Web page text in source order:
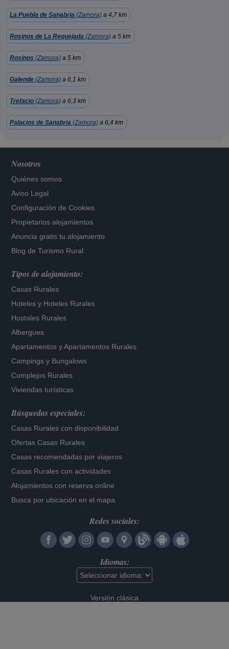
La Puebla de Sanabria (Zamora) a 4,7 km
Rosinos de La Requejada (Zamora) a 5 km
Rosinos (Zamora) a 5 km
Galende (Zamora) a 6,1 km
Trefacio (Zamora) a 6,3 km
Palacios de Sanabria (Zamora) a 6,4 km
Nosotros
Quiénes somos
Aviso Legal
Configuración de Cookies
Propietarios alojamientos
Anuncia gratis tu alojamiento
Blog de Turismo Rural
Tipos de alojamiento:
Casas Rurales
Hoteles y Hoteles Rurales
Hostales Rurales
Albergues
Apartamentos yApartamentos Rurales
Campings y Bungalows
Complejos Rurales
Viviendas turísticas
Búsquedas especiales:
Casas Rurales con disponibilidad
Ofertas Casas Rurales
Casas recomendadas por viajeros
Casas Rurales con actividades
Alojamientos con reserva online
Busca por ubicación en el mapa
Redes sociales:
Idiomas:
Versión clásica